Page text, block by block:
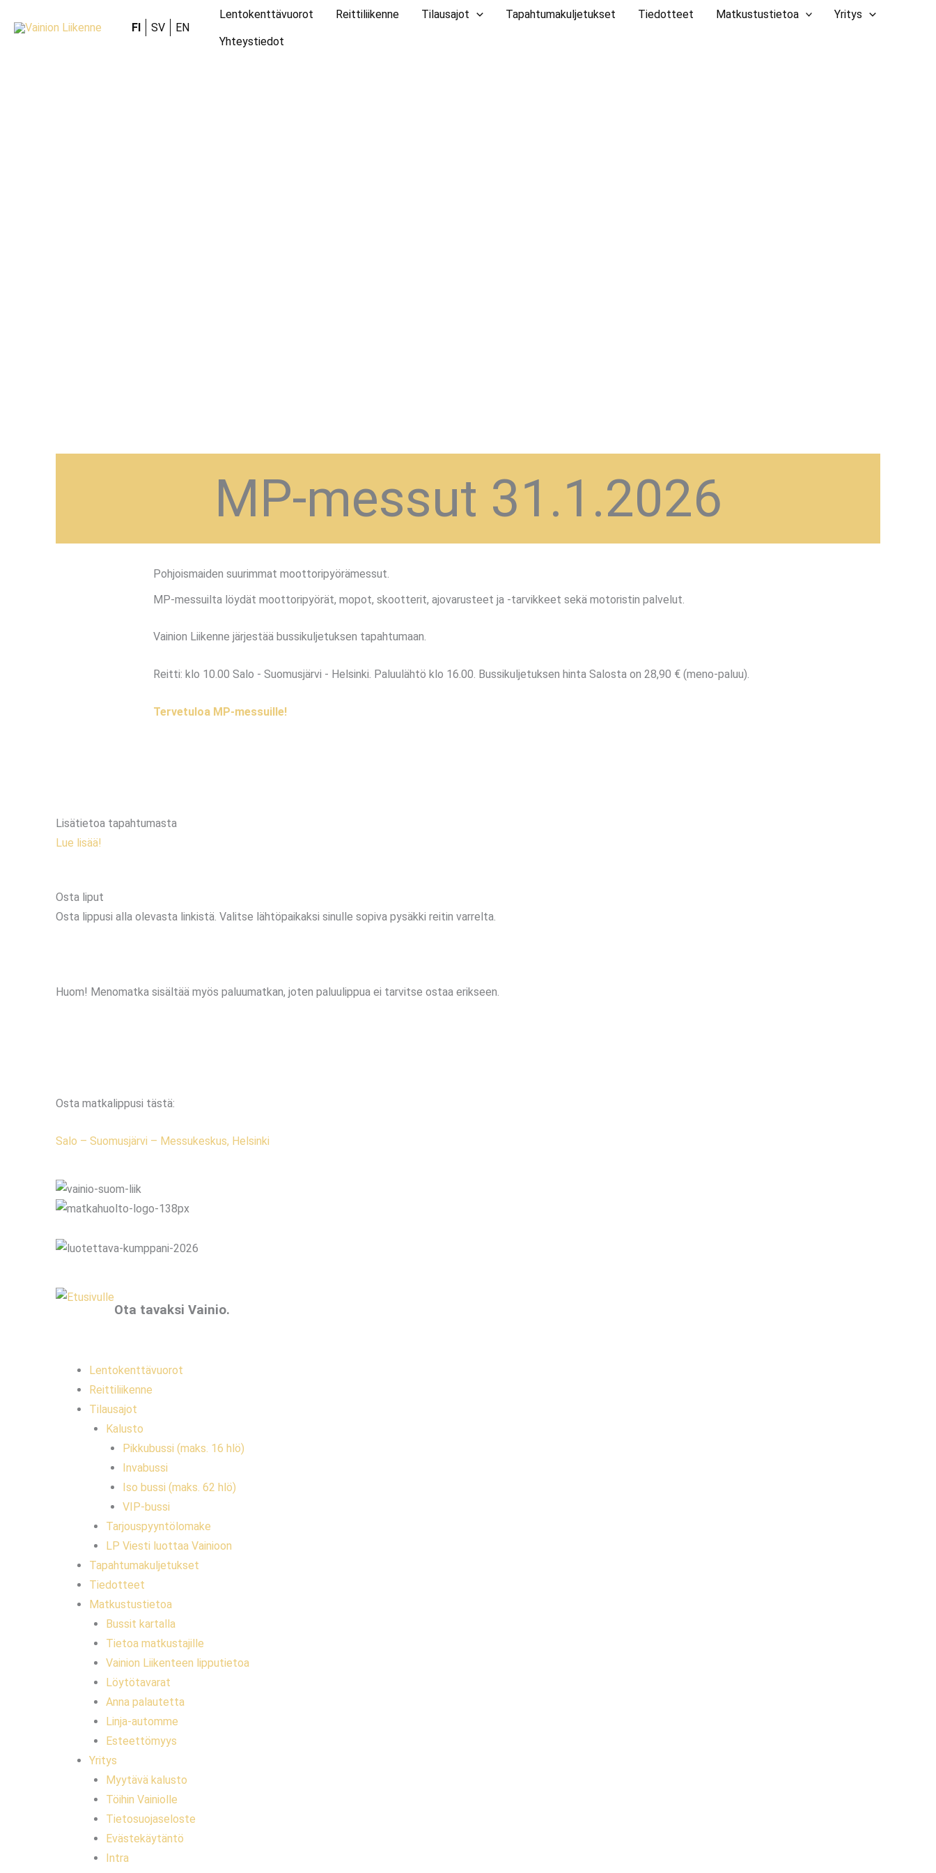
FI SV EN
Lentokenttävuorot Reittiliikenne Tilausajot Tapahtumakuljetukset Tiedotteet Matkustustietoa Yritys
Yhteystiedot
MP-messut 31.1.2026
Pohjoismaiden suurimmat moottoripyörämessut.
MP-messuilta löydät moottoripyörät, mopot, skootterit, ajovarusteet ja -tarvikkeet sekä motoristin palvelut.
Vainion Liikenne järjestää bussikuljetuksen tapahtumaan.
Reitti: klo 10.00 Salo - Suomusjärvi - Helsinki. Paluulähtö klo 16.00. Bussikuljetuksen hinta Salosta on 28,90 € (meno-paluu).
Tervetuloa MP-messuille!
Lisätietoa tapahtumasta
Lue lisää!
Osta liput
Osta lippusi alla olevasta linkistä. Valitse lähtöpaikaksi sinulle sopiva pysäkki reitin varrelta.
Huom! Menomatka sisältää myös paluumatkan, joten paluulippua ei tarvitse ostaa erikseen.
Osta matkalippusi tästä:
Salo – Suomusjärvi – Messukeskus, Helsinki
Ota tavaksi Vainio.
Lentokenttävuorot
Reittiliikenne
Tilausajot
Kalusto
Pikkubussi (maks. 16 hlö)
Invabussi
Iso bussi (maks. 62 hlö)
VIP-bussi
Tarjouspyyntölomake
LP Viesti luottaa Vainioon
Tapahtumakuljetukset
Tiedotteet
Matkustustietoa
Bussit kartalla
Tietoa matkustajille
Vainion Liikenteen lipputietoa
Löytötavarat
Anna palautetta
Linja-automme
Esteettömyys
Yritys
Myytävä kalusto
Töihin Vainiolle
Tietosuojaseloste
Evästekäytäntö
Intra